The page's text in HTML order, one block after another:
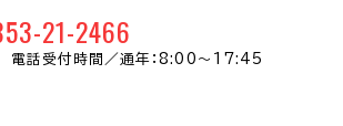
21-2466
電話受付時間／通年：8:00〜17:45